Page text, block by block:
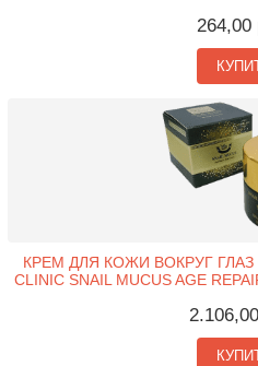
264,00
КРЕМ ДЛЯ КОЖИ ВОКРУГ
CLINIC SNAIL MUCUS AGE